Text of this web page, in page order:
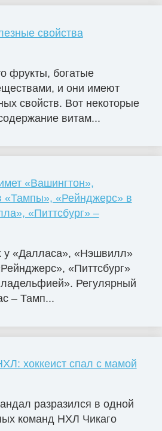
свойства
фрукты, богатые
и они имеют
свойств. Вот некоторые
витам...
«Вашингтон»,
«Тампы», «Рейнджерс» в
«Питтсбург» –
у «Далласа», «Нэшвилл»
«Питтсбург»
Регулярный
– Тамп...
хоккеист спал с мамой
разразился в одной
команд НХЛ Чикаго